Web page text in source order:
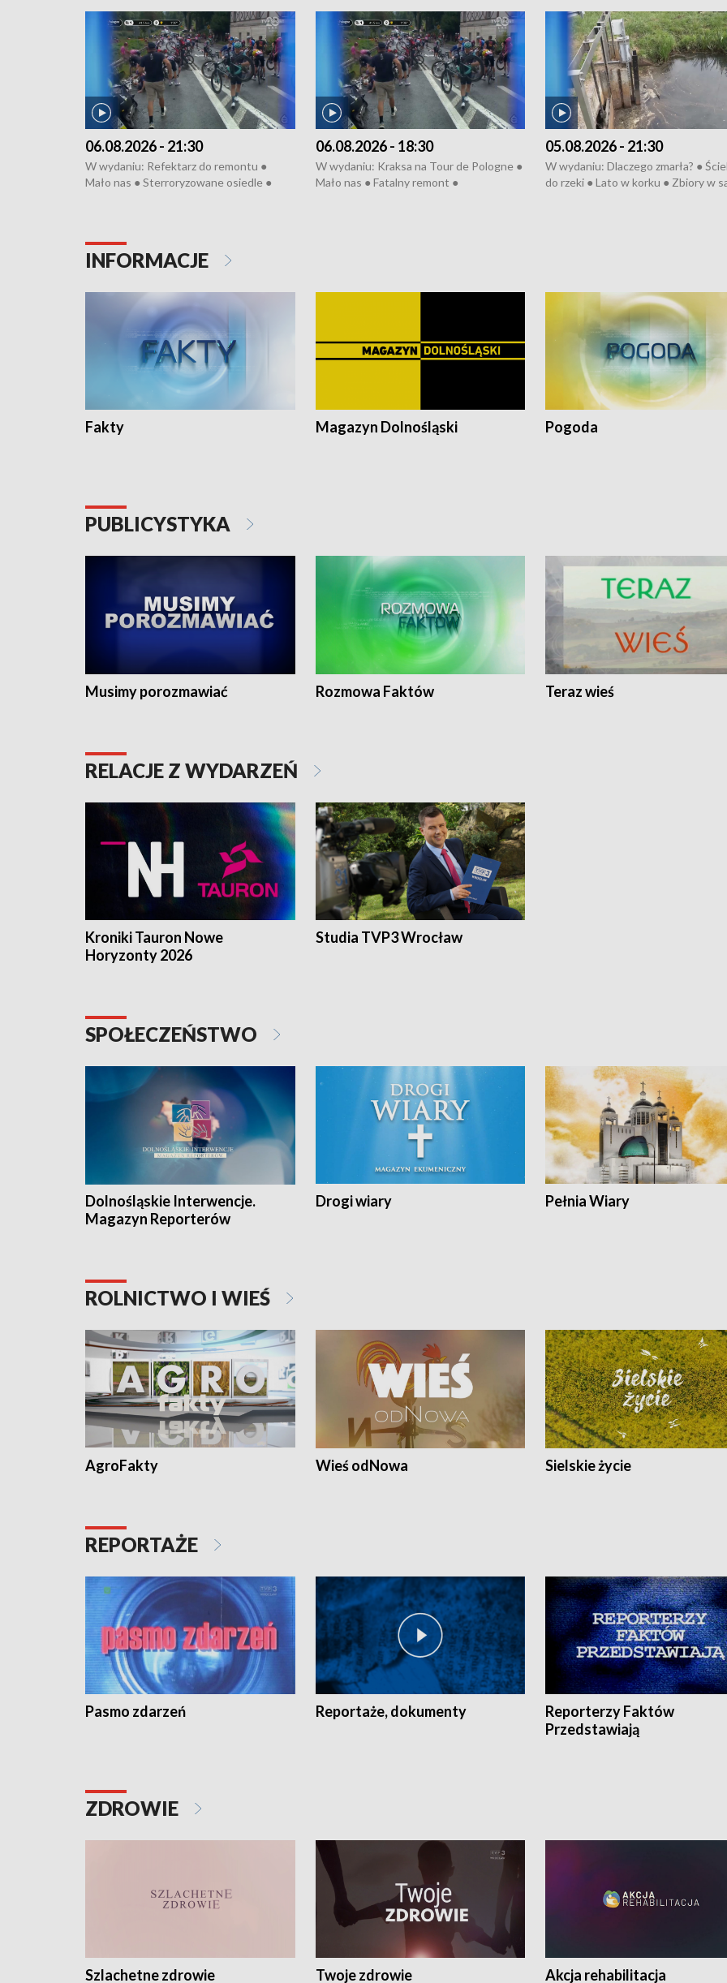
06.08.2026 - 21:30
W wydaniu: Refektarz do remontu ●
Mało nas ● Sterroryzowane osiedle ●
Pologne
06.08.2026 - 18:30
W wydaniu: Kraksa na Tour de Pologne ●
Mało nas ● Fatalny remont ●
05.08.2026 - 21:30
W wydaniu: Dlaczego zmarła? ●
do rzeki ● Lato w korku ● Zbiory w
INFORMACJE
Fakty Magazyn Dolnośląski Pogoda
PUBLICYSTYKA
Musimy porozmawiać Rozmowa Faktów Teraz wieś
RELACJE Z WYDARZEŃ
Kroniki Tauron Nowe
Horyzonty 2026
Studia TVP3 Wrocław
SPOŁECZEŃSTWO
Dolnośląskie Interwencje.
Magazyn Reporterów
Drogi wiary Pełnia Wiary
ROLNICTWO I WIEŚ
AgroFakty Wieś odNowa Sielskie życie
REPORTAŻE
Pasmo zdarzeń Reportaże, dokumenty
Reporterzy Faktów
Przedstawiają
ZDROWIE
Szlachetne zdrowie Twoje zdrowie Akcja rehabilitacja